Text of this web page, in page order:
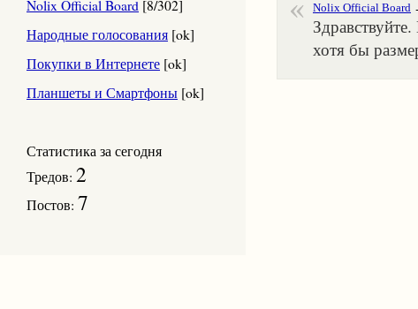
Nolix Official Board [8/302]
Народные голосования [ok]
Покупки в Интернете [ok]
Планшеты и Смартфоны [ok]
Статистика за сегодня
Тредов: 2
Постов: 7
Nolix Official Board
хотя бы